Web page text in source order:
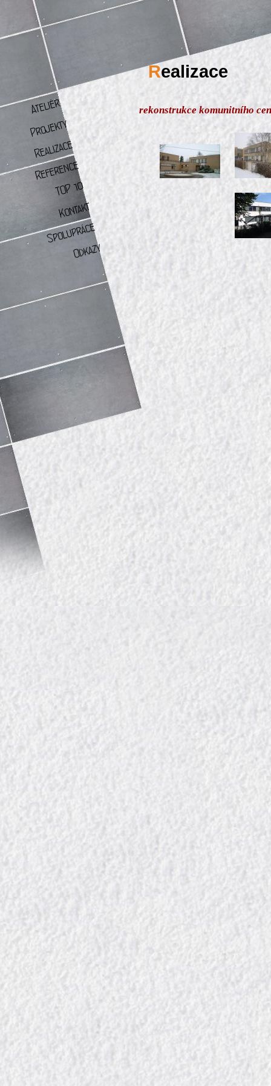
Realizace
rekonstrukce komunitního